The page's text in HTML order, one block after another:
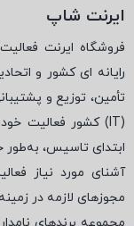
ایرنت شاپ
فروشگاه ایرنت
رایانه ای کشور و
تأمین، توزیع و
(
IT) کشور فعالیت خود
ابتدای تاسیس، به‌طور
آشنای مورد نیاز
مجوزهای لازمه در
مجموعه برندهای